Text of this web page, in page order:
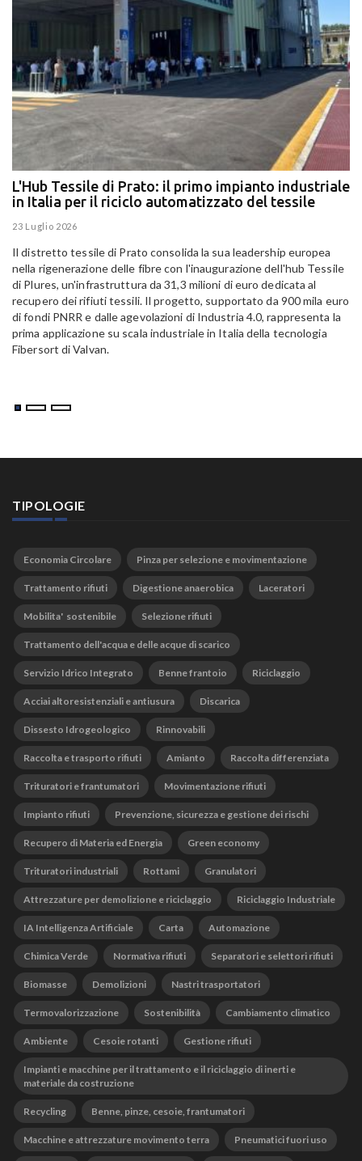
L'Hub Tessile di Prato: il primo impianto industriale
in Italia per il riciclo automatizzato del tessile
23 Luglio 2026
Il distretto tessile di Prato consolida la sua leadership europea
nella rigenerazione delle fibre con l'inaugurazione dell'hub Tessile
di Plures, un'infrastruttura da 31,3 milioni di euro dedicata al
recupero dei rifiuti tessili. Il progetto, supportato da 900 mila euro
di fondi PNRR e dalle agevolazioni di Industria 4.0, rappresenta la
prima applicazione su scala industriale in Italia della tecnologia
Fibersort di Valvan.
TIPOLOGIE
Economia Circolare Pinza per selezione e movimentazione
Trattamento rifiuti Digestione anaerobica Laceratori
Mobilita' sostenibile Selezione rifiuti
Trattamento dell'acqua e delle acque di scarico
Servizio Idrico Integrato Benne frantoio Riciclaggio
Acciai altoresistenziali e antiusura Discarica
Dissesto Idrogeologico Rinnovabili
Raccolta e trasporto rifiuti Amianto Raccolta differenziata
Trituratori e frantumatori Movimentazione rifiuti
Impianto rifiuti Prevenzione, sicurezza e gestione dei rischi
Recupero di Materia ed Energia Green economy
Trituratori industriali Rottami Granulatori
Attrezzature per demolizione e riciclaggio Riciclaggio Industriale
IA Intelligenza Artificiale Carta Automazione
Chimica Verde Normativa rifiuti Separatori e selettori rifiuti
Biomasse Demolizioni Nastri trasportatori
Termovalorizzazione Sostenibilità Cambiamento climatico
Ambiente Cesoie rotanti Gestione rifiuti
Impianti e macchine per il trattamento e il riciclaggio di inerti e
materiale da costruzione
Recycling Benne, pinze, cesoie, frantumatori
Macchine e attrezzature movimento terra Pneumatici fuori uso